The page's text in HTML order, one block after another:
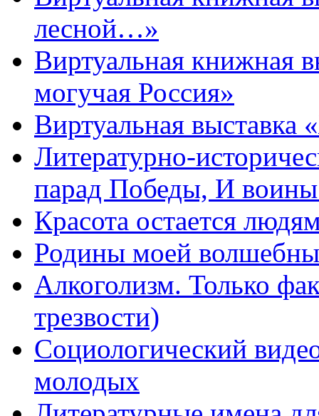
лесной…»
Виртуальная книжная
могучая Россия»
Виртуальная
Литературно-
парад Победы, И
Красота остается
Родины моей
Алкоголизм. Только
трезвости)
Социологический
молодых